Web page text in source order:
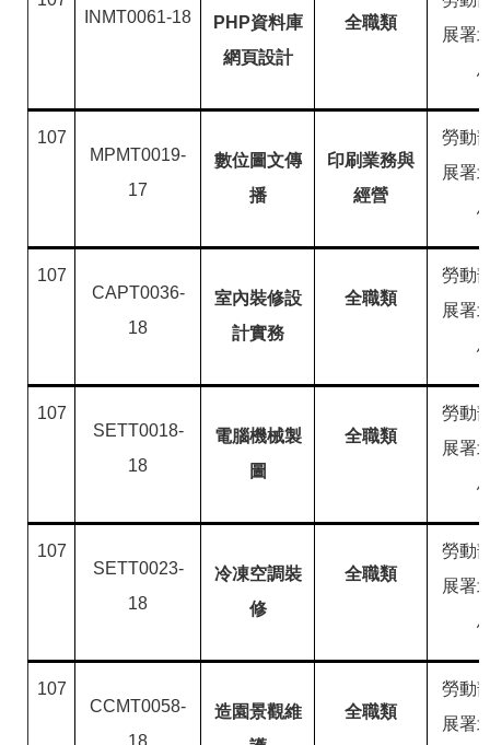
INMT0061-18
PHP資料庫
網頁設計
全職類
展署
107
MPMT0019-
17
數位圖文傳
播
印刷業務與
經營
勞動
展署
107
CAPT0036-
18
室內裝修設
計實務
全職類
勞動
展署
107
SETT0018-
18
電腦機械製
圖
全職類
勞動
展署
107
SETT0023-
18
冷凍空調裝
修
全職類
勞動
展署
107
CCMT0058-
18
造園景觀維
全職類
勞動
展署